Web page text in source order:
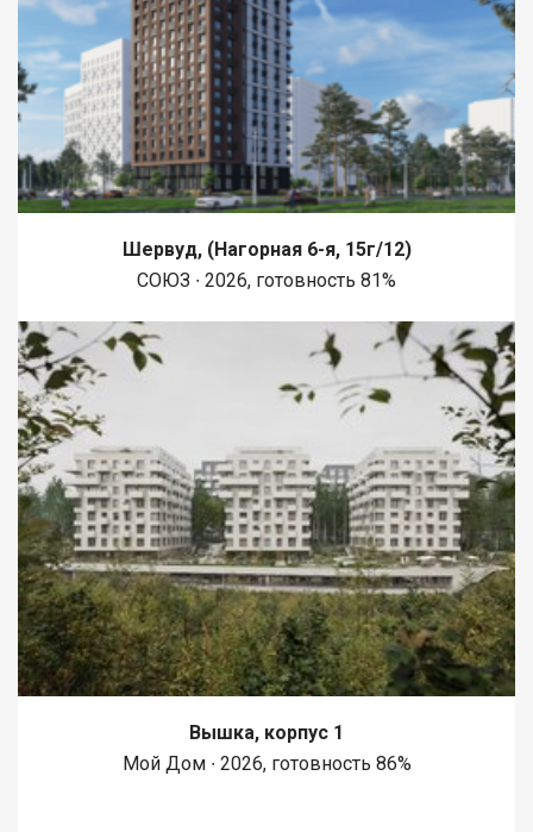
Шервуд, (Нагорная 6-я, 15г/12)
СОЮЗ ∙ 2026, готовность 81%
Вышка, корпус 1
Мой Дом ∙ 2026, готовность 86%